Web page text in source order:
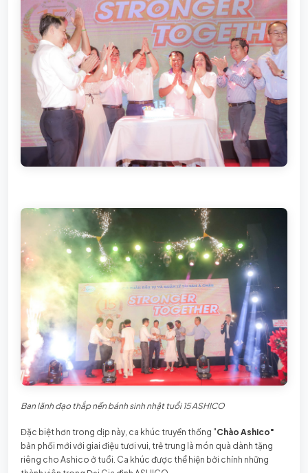
Ban lãnh đạo thắp nến bánh sinh nhật tuổi 15 ASHICO
Đặc biệt hơn trong dịp này, ca khúc truyền thống "Chào Ashico"
bản phối mới với giai điệu tươi vui, trẻ trung là món quà dành tặng
riêng cho Ashico ở tuổi. Ca khúc được thể hiện bởi chính những